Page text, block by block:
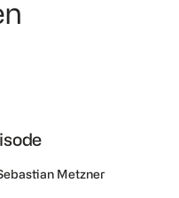
Metzner